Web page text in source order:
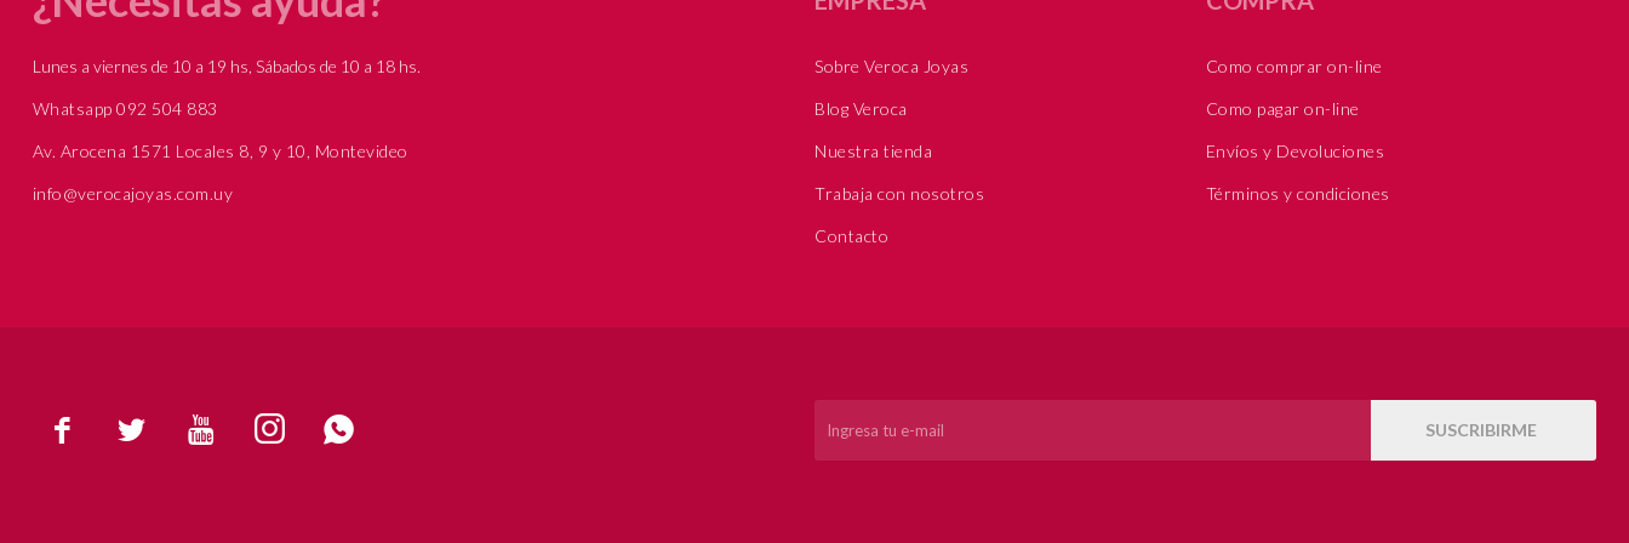
     SUSCRIBIRME
Lunes a viernes de 10 a 19 hs, Sábados de 10 a 18 hs.
Whatsapp 092 504 883
Av. Arocena 1571 Locales 8, 9 y 10, Montevideo
info@verocajoyas.com.uy
Sobre Veroca Joyas
Blog Veroca
Nuestra tienda
Trabaja con nosotros
Contacto
Como comprar on-line
Como pagar on-line
Envíos y Devoluciones
Términos y condiciones